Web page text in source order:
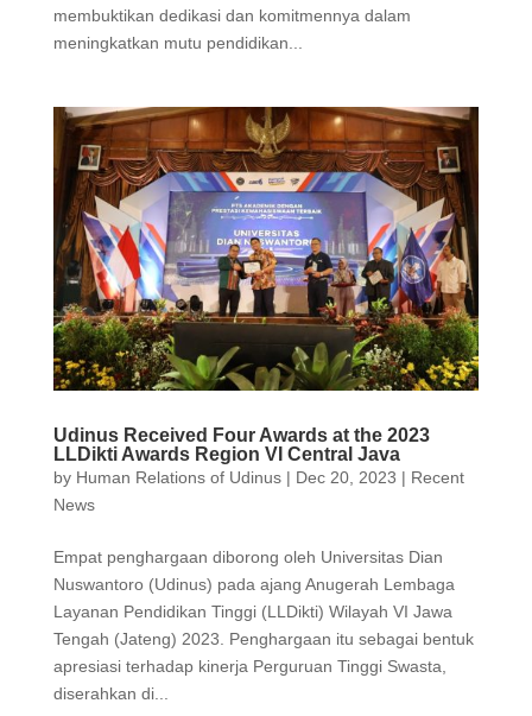
membuktikan dedikasi dan komitmennya dalam
meningkatkan mutu pendidikan...
Udinus Received Four Awards at the 2023
LLDikti Awards Region VI Central Java
by Human Relations of Udinus| Dec 20, 2023 | Recent
News
Empat penghargaan diborong oleh Universitas Dian
Nuswantoro (Udinus) pada ajang Anugerah Lembaga
Layanan Pendidikan Tinggi (LLDikti) Wilayah VI Jawa
Tengah (Jateng) 2023. Penghargaan itu sebagai bentuk
apresiasi terhadap kinerja Perguruan Tinggi Swasta,
diserahkan di...